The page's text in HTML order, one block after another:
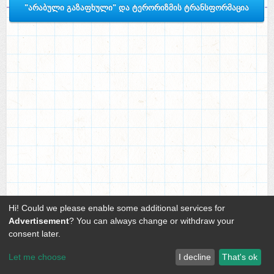
"არაბული გაზაფხული" და ტერორიზმის ტრანსფორმაცია
Hi! Could we please enable some additional services for
Advertisement? You can always change or withdraw your
consent later.
Let me choose I decline That's ok